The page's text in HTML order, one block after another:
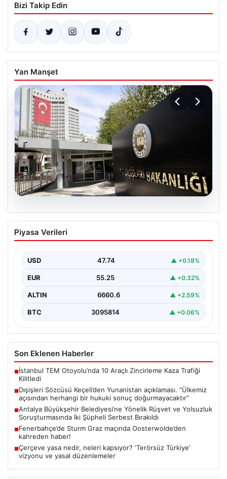
Bizi Takip Edin
Yan Manşet
07.08.2026
Dışişleri Sözcüsü Keçeli’den
Yunanistan açıklaması. “Ülkemiz
doğurmayacaktır”
Piyasa Verileri
USD 47.74 ▲ +0.18%
EUR 55.25 ▲ +0.32%
ALTIN 6660.6 ▲ +2.59%
BTC 3095814 ▲ +0.06%
Son Eklenen Haberler
■İstanbul TEM Otoyolu’nda 10 Araçlı Zincirleme Kaza Trafiği
Kilitledi
■Dışişleri Sözcüsü Keçeli’den Yunanistan açıklaması. “Ülkemiz
açısından herhangi bir hukuki sonuç doğurmayacaktır”
■Antalya Büyükşehir Belediyesi’ne Yönelik Rüşvet ve Yolsuzluk
Soruşturmasında İki Şüpheli Serbest Bırakıldı
■Fenerbahçe’de Sturm Graz maçında Oosterwolde’den
kahreden haber!
■Çerçeve yasa nedir, neleri kapsıyor? ‘Terörsüz Türkiye’
vizyonu ve yasal düzenlemeler